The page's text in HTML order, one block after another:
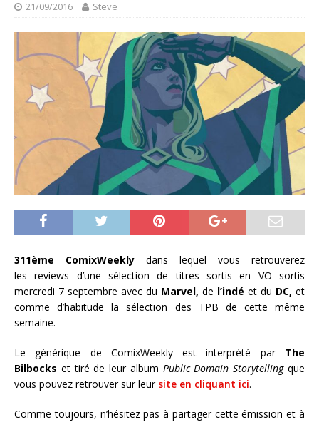
21/09/2016 Steve
311ème ComixWeekly dans lequel vous retrouverez
les reviews d’une sélection de titres sortis en VO sortis
mercredi 7 septembre avec du Marvel, de l’indé et du DC, et
comme d’habitude la sélection des TPB de cette même
semaine.
Le générique de ComixWeekly est interprété par The
Bilbocks et tiré de leur album Public Domain Storytellingque
vous pouvez retrouver sur leursite en cliquant ici.
Comme toujours, n’hésitez pas à partager cette émission et à